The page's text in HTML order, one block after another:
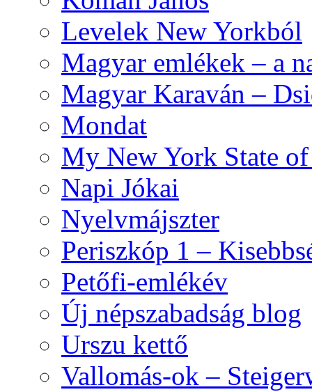
Levelek New Yorkból
Magyar emlékek – a
Magyar Karaván –
Mondat
My New York State
Napi Jókai
Nyelvmájszter
Periszkóp 1 –
Petőfi-emlékév
Új népszabadság blog
Urszu kettő
Vallomás-ok –